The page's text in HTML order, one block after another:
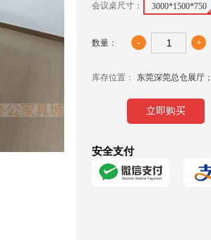
会议桌尺寸： 3000*1500*750
数量： - +
库存位置： 东莞深莞总仓展厅
立即购买
安全支付